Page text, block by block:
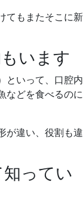
てもまたそこに新
います
といって、口腔内
などを食べるのに
が違い、役割も違
ってい